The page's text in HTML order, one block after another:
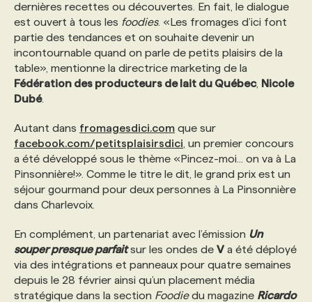
dernières recettes ou découvertes. En fait, le dialogue
est ouvert à tous les foodies. «Les fromages d’ici font
partie des tendances et on souhaite devenir un
incontournable quand on parle de petits plaisirs de la
table», mentionne la directrice marketing de la
Fédération des producteurs de lait du Québec, Nicole
Dubé.
Autant dans fromagesdici.com que sur
facebook.com/petitsplaisirsdici , un premier concours
a été développé sous le thème «Pincez-moi... on va à La
Pinsonnière!». Comme le titre le dit, le grand prix est un
séjour gourmand pour deux personnes à La Pinsonnière
dans Charlevoix.
En complément, un partenariat avec l’émission Un
souper presque parfaitsur les ondes de Va été déployé
via des intégrations et panneaux pour quatre semaines
depuis le 28 février ainsi qu’un placement média
stratégique dans la section Foodiedu magazine Ricardo